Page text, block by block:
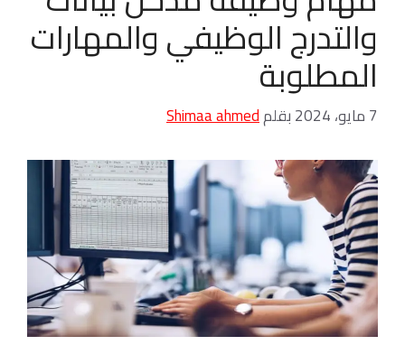
والتدرج الوظيفي والمهارات
المطلوبة
7 مايو، 2024 بقلمShimaa ahmed